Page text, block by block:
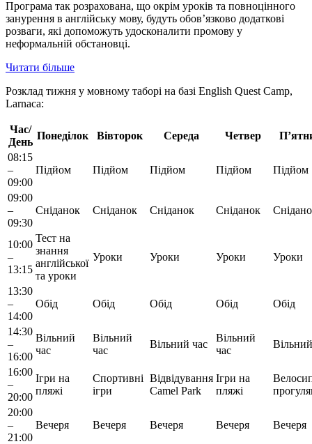
Програма так розрахована, що окрім уроків та повноцінного
занурення в англійську мову, будуть обов’язково додаткові
розваги, які допоможуть удосконалити промову у
неформальній обстановці.
Читати більше
Розклад тижня у мовному таборі на базі English Quest Camp,
Larnaca:
Час/
День
Понеділок Вівторок Середа Четвер
08:15
–
09:00
Підйом Підйом Підйом Підйом Підйом
09:00
–
09:30
Сніданок Сніданок Сніданок Сніданок
10:00
–
13:15
Тест на
знання
англійської
та уроки
Уроки Уроки Уроки Уроки
13:30
–
14:00
Обід Обід Обід Обід Обід
14:30
–
16:00
Вільний
час
Вільний
час
Вільний час
Вільний
час
16:00
–
20:00
Ігри на
пляжі
Спортивні
ігри
Відвідування
Camel Park
Ігри на
пляжі
20:00
–
21:00
Вечеря Вечеря Вечеря Вечеря Вечеря